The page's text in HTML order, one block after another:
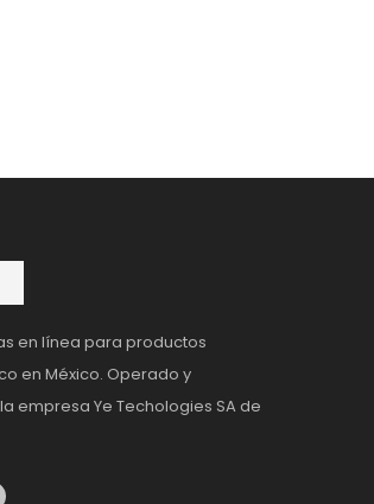
en línea para productos
en México. Operado y
empresa Ye Techologies SA de